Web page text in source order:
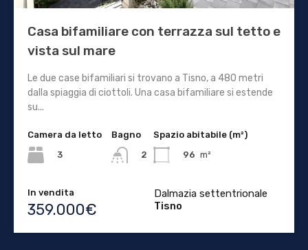
Casa bifamiliare con terrazza sul tetto e
vista sul mare
Le due case bifamiliari si trovano a Tisno, a 480 metri
dalla spiaggia di ciottoli. Una casa bifamiliare si estende
su...
Camera da letto
3
Bagno
2
Spazio abitabile (m²)
96 m²
In vendita
359.000€
Dalmazia settentrionale
Tisno